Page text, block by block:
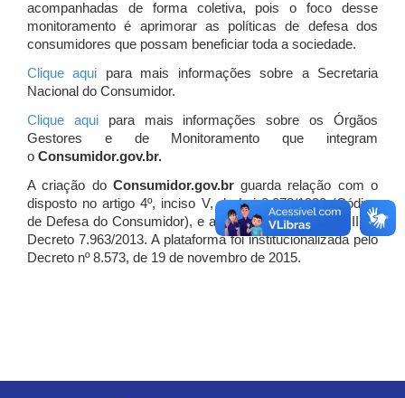
acompanhadas de forma coletiva, pois o foco desse
monitoramento é aprimorar as políticas de defesa dos
consumidores que possam beneficiar toda a sociedade.
Clique aqui para mais informações sobre a Secretaria
Nacional do Consumidor.
Clique aquipara mais informações sobre os Órgãos
Gestores e de Monitoramento que integram
o Consumidor.gov.br.
A criação do Consumidor.gov.brguarda relação com o
disposto no artigo 4º, inciso V, da Lei 8.078/1990 (Código
de Defesa do Consumidor), e artigo 7º, incisos I, II e III do
Decreto 7.963/2013. A plataforma foi institucionalizada pelo
Decreto nº 8.573, de 19 de novembro de 2015.